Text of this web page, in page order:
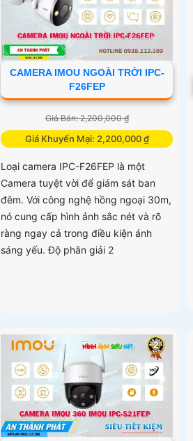
CAMERA IMOU NGOÀI TRỜI IPC-
F26FEP
Giá Bán: 2,200,000 ₫
Giá Khuyến Mại: 2,200,000 ₫
Loại camera IPC-F26FEP là một
Camera tuyệt vời để giám sát ban
đêm. Với công nghệ hồng ngoại 30m,
nó cung cấp hình ảnh sắc nét và rõ
ràng ngay cả trong điều kiện ánh
sáng yếu. Độ phân giải 2